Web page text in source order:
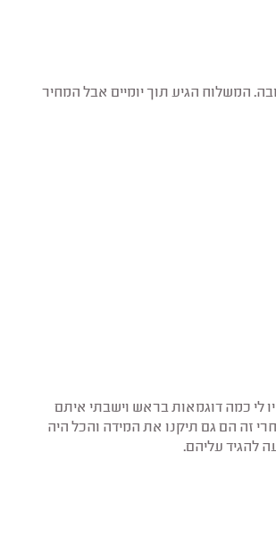
המשלוח הגיע תוך יומיים אבל המחיר
לי כמה דוגמאות בראש וישבתי איתם
זה הם גם תיקנו את המידה והכל היה